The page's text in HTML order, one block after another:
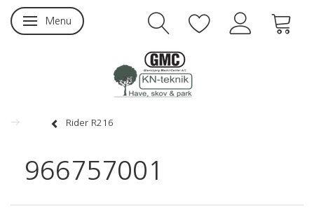
Skifte navigation
Menu
Rider R216
966757001